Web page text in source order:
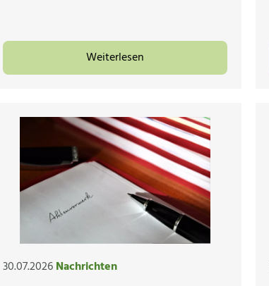
Weiterlesen
30.07.2026Nachrichten